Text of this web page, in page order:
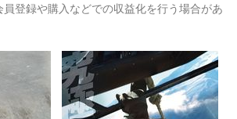
員登録や購入などでの収益化を行う場合があ